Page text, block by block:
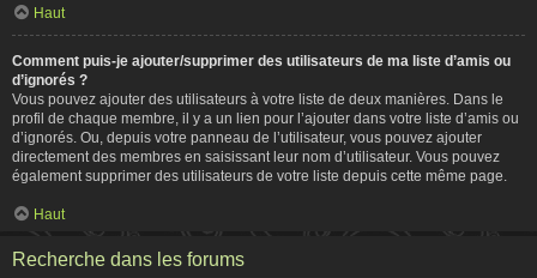
Haut
Comment puis-je ajouter/supprimer des utilisateurs de ma liste d’amis ou
d’ignorés ?
Vous pouvez ajouter des utilisateurs à votre liste de deux manières. Dans le
profil de chaque membre, il y a un lien pour l’ajouter dans votre liste d’amis ou
d’ignorés. Ou, depuis votre panneau de l’utilisateur, vous pouvez ajouter
directement des membres en saisissant leur nom d’utilisateur. Vous pouvez
également supprimer des utilisateurs de votre liste depuis cette même page.
Haut
Recherche dans les forums